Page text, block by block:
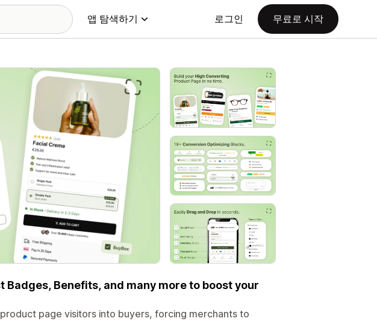
앱 탐색하기 로그인 무료로 시작
Badges, Benefits, and many more to boost your
page visitors into buyers, forcing merchants to